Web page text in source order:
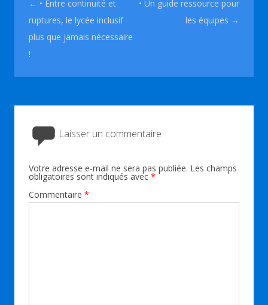
Navigation des articles
← • Entre continuité et
ruptures, le lycée inclusif
plus que jamais nécessaire
!
• Un guide ressource pour
les équipes →
Laisser un commentaire
Votre adresse e-mail ne sera pas publiée. Les champs
obligatoires sont indiqués avec *
Commentaire *